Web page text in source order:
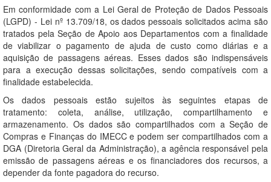
Em conformidade com a Lei Geral de Proteção de Dados Pessoais
(LGPD) - Lei nº 13.709/18, os dados pessoais solicitados acima são
tratados pela Seção de Apoio aos Departamentos com a finalidade
de viabilizar o pagamento de ajuda de custo como diárias e a
aquisição de passagens aéreas. Esses dados são indispensáveis
para a execução dessas solicitações, sendo compatíveis com a
finalidade estabelecida.
Os dados pessoais estão sujeitos às seguintes etapas de
tratamento: coleta, análise, utilização, compartilhamento e
armazenamento. Os dados são compartilhados com a Seção de
Compras e Finanças do IMECC e podem ser compartilhados com a
DGA (Diretoria Geral da Administração), a agência responsável pela
emissão de passagens aéreas e os financiadores dos recursos, a
depender da fonte pagadora do recurso.